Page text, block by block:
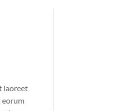
laoreet
eorum